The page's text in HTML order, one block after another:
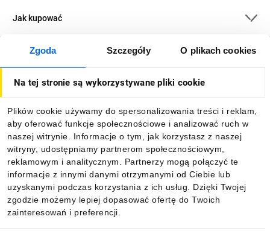
Zgoda Szczegóły O plikach cookies
Na tej stronie są wykorzystywane pliki cookie
Plików cookie używamy do spersonalizowania treści i reklam,
aby oferować funkcje społecznościowe i analizować ruch w
naszej witrynie. Informacje o tym, jak korzystasz z naszej
witryny, udostępniamy partnerom społecznościowym,
reklamowym i analitycznym. Partnerzy mogą połączyć te
informacje z innymi danymi otrzymanymi od Ciebie lub
uzyskanymi podczas korzystania z ich usług. Dzięki Twojej
zgodzie możemy lepiej dopasować ofertę do Twoich
zainteresowań i preferencji.
Jak kupować
O firmie
Informacje
Pobierz naszą aplikację mobilną: